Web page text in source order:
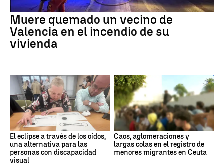
Muere quemado un vecino de
Valencia en el incendio de su
vivienda
El eclipse a través de los oídos,
una alternativa para las
personas con discapacidad
visual
Caos, aglomeraciones y
largas colas en el registro de
menores migrantes en Ceuta